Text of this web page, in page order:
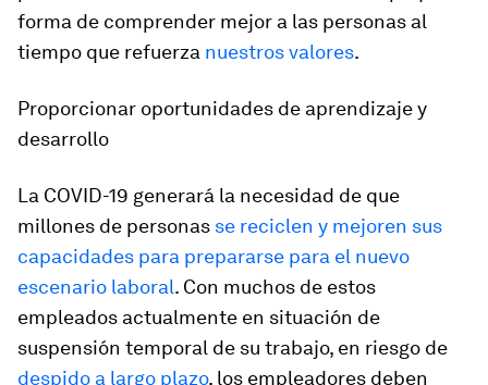
forma de comprender mejor a las personas al
tiempo que refuerza nuestros valores.
Proporcionar oportunidades de aprendizaje y
desarrollo
La COVID-19 generará la necesidad de que
millones de personas se reciclen y mejoren sus
capacidades para prepararse para el nuevo
escenario laboral. Con muchos de estos
empleados actualmente en situación de
suspensión temporal de su trabajo, en riesgo de
despido a largo plazo, los empleadores deben